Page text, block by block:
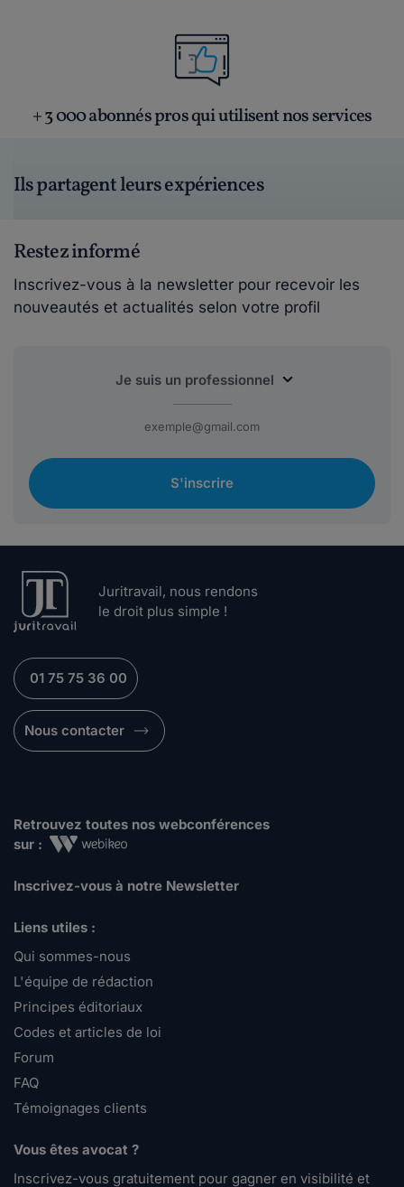
+ 3 000 abonnés pros qui utilisent nos services
Ils partagent leurs expériences
Restez informé
Inscrivez-vous à la newsletter pour recevoir les
nouveautés et actualités selon votre profil
S'inscrire
Juritravail, nous rendons
le droit plus simple !
01 75 75 36 00
Nous contacter
Retrouvez toutes nos webconférences
sur :
Inscrivez-vous à notre Newsletter
Liens utiles :
Qui sommes-nous
L'équipe de rédaction
Principes éditoriaux
Codes et articles de loi
Forum
FAQ
Témoignages clients
Vous êtes avocat ?
Inscrivez-vous gratuitement pour gagner en visibilité et